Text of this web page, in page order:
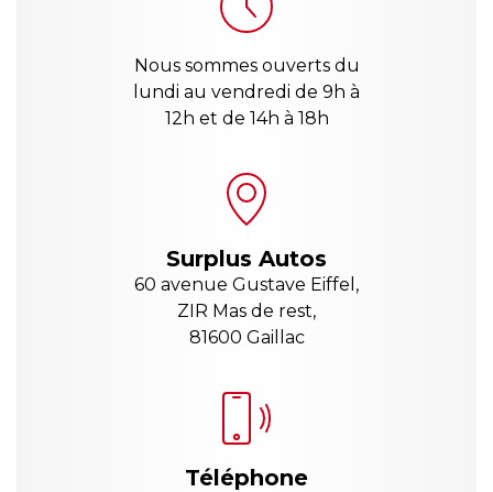
Nous sommes ouverts du
lundi au vendredi de 9h à
12h et de 14h à 18h
Surplus Autos
60 avenue Gustave Eiffel,
ZIR Mas de rest,
81600 Gaillac
Téléphone